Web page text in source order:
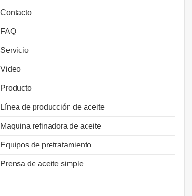
Contacto
FAQ
Servicio
Video
Producto
Línea de producción de aceite
Maquina refinadora de aceite
Equipos de pretratamiento
Prensa de aceite simple